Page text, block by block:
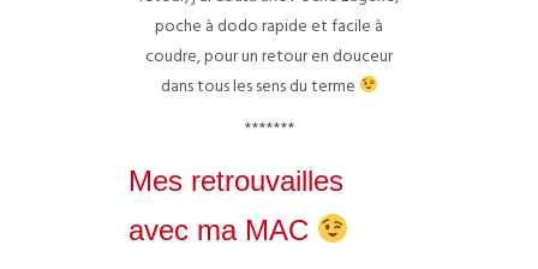
poche à dodo rapide et facile à
coudre, pour un retour en douceur
dans tous les sens du terme
*******
Mes retrouvailles
avec ma MAC